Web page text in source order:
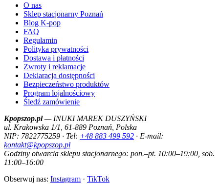
O nas
Sklep stacjonarny Poznań
Blog K-pop
FAQ
Regulamin
Polityka prywatności
Dostawa i płatności
Zwroty i reklamacje
Deklaracja dostępności
Bezpieczeństwo produktów
Program lojalnościowy
Śledź zamówienie
Kpopszop.pl— INUKI MAREK DUSZYŃSKI
ul. Krakowska 1/1, 61-889 Poznań, Polska
NIP: 7822775259 · Tel: +48 883 499 592 · E-mail:
kontakt@kpopszop.pl
Godziny otwarcia sklepu stacjonarnego: pon.–pt. 10:00–19:00, sob.
11:00–16:00
Obserwuj nas: Instagram · TikTok